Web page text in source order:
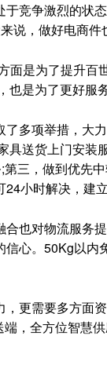
竞争激烈的状
说，做好电商
面是为了提升
是为了更好服
多项举措，大
具送货上门安
三，做到优先
小时解决，建
也对物流服务
心。50Kg以
更需要多方面
，全方位智慧